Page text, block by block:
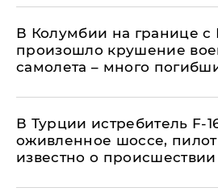
В Колумбии на границе с
произошло крушение
самолета – много
В Турции истребитель F-
оживленное шоссе, пилот
известно о